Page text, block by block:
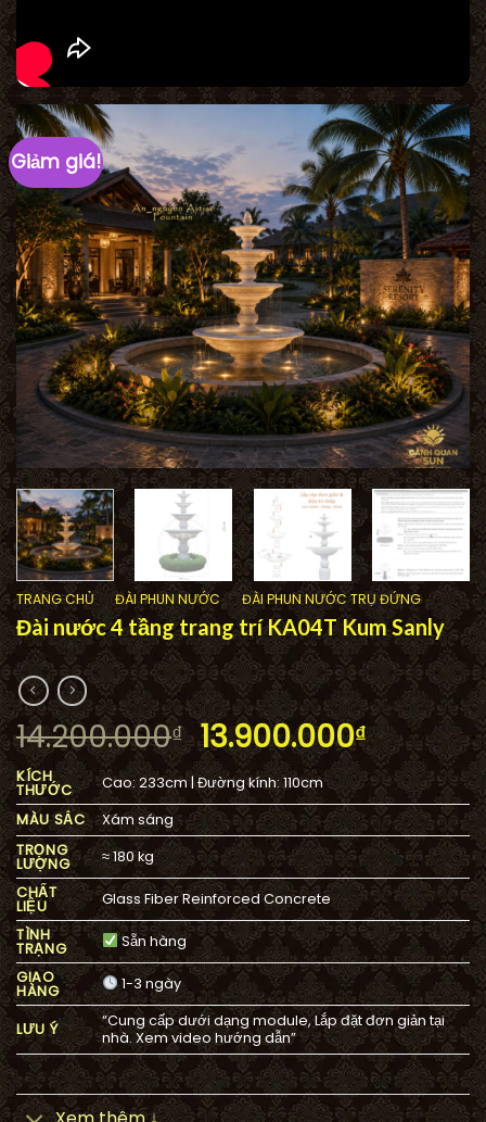
Giảm giá!
TRANG CHỦ / ĐÀI PHUN NƯỚC / ĐÀI PHUN NƯỚC TRỤ ĐỨNG
Đài nước 4 tầng trang trí KA04T Kum Sanly
14.200.000₫ Giá
gốc
là:
14.200.000₫.
13.900.000₫Giá
hiện
tại
là:
KÍCH
THƯỚC
Cao: 233cm | Đường kính: 110cm
MÀU SẮC
Xám sáng
TRỌNG
LƯỢNG
≈ 180 kg
CHẤT
LIỆU
Glass Fiber Reinforced Concrete
TÌNH
TRẠNG
Sẵn hàng
GIAO
HÀNG 1-3 ngày
LƯU Ý
“Cung cấp dưới dạng module, Lắp đặt đơn giản tại
nhà. Xem video hướng dẫn”